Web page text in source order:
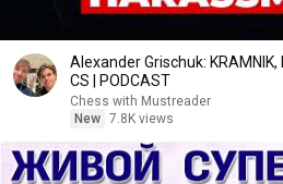
Alexander Grischuk:
CS | PODCAST
Chess with Mustreader
New 7.8K views